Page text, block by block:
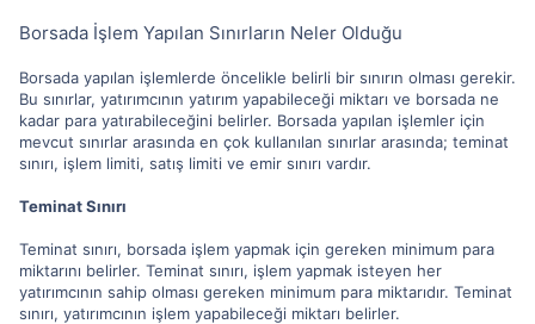
Borsada İşlem Yapılan Sınırların Neler Olduğu
Borsada yapılan işlemlerde öncelikle belirli bir sınırın olması gerekir.
Bu sınırlar, yatırımcının yatırım yapabileceği miktarı ve borsada ne
kadar para yatırabileceğini belirler. Borsada yapılan işlemler için
mevcut sınırlar arasında en çok kullanılan sınırlar arasında; teminat
sınırı, işlem limiti, satış limiti ve emir sınırı vardır.
Teminat Sınırı
Teminat sınırı, borsada işlem yapmak için gereken minimum para
miktarını belirler. Teminat sınırı, işlem yapmak isteyen her
yatırımcının sahip olması gereken minimum para miktarıdır. Teminat
sınırı, yatırımcının işlem yapabileceği miktarı belirler.